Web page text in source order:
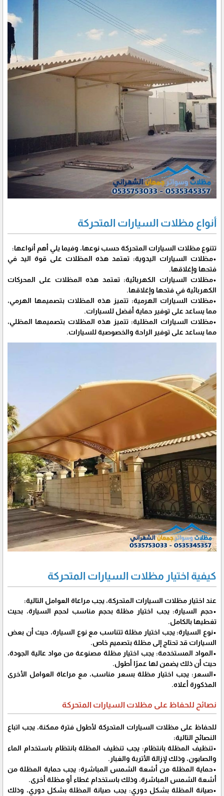
أنواع مظلات السيارات المتحركة
تتنوع مظلات السيارات المتحركة حسب نوعها، وفيما يلي أهم أنواعها:
•مظلات السيارات اليدوية: تعتمد هذه المظلات على قوة اليد في
فتحها وإغلاقها.
•مظلات السيارات الكهربائية: تعتمد هذه المظلات على المحركات
الكهربائية في فتحها وإغلاقها.
•مظلات السيارات الهرمية: تتميز هذه المظلات بتصميمها الهرمي،
مما يساعد على توفير حماية أفضل للسيارات.
•مظلات السيارات المظلية: تتميز هذه المظلات بتصميمها المظلي،
مما يساعد على توفير الراحة والخصوصية للسيارات.
كيفية اختيار مظلات السيارات المتحركة
عند اختيار مظلات السيارات المتحركة، يجب مراعاة العوامل التالية:
•حجم السيارة: يجب اختيار مظلة بحجم مناسب لحجم السيارة، بحيث
تغطيها بالكامل.
•نوع السيارة: يجب اختيار مظلة تتناسب مع نوع السيارة، حيث أن بعض
السيارات قد تحتاج إلى مظلة بتصميم خاص.
•المواد المستخدمة: يجب اختيار مظلة مصنوعة من مواد عالية الجودة،
حيث أن ذلك يضمن لها عمرًا أطول.
•السعر: يجب اختيار مظلة بسعر مناسب، مع مراعاة العوامل الأخرى
المذكورة أعلاه.
نصائح للحفاظ على مظلات السيارات المتحركة
للحفاظ على مظلات السيارات المتحركة لأطول فترة ممكنة، يجب اتباع
النصائح التالية:
•تنظيف المظلة بانتظام: يجب تنظيف المظلة بانتظام باستخدام الماء
والصابون، وذلك لإزالة الأتربة والغبار.
•حماية المظلة من أشعة الشمس المباشرة: يجب حماية المظلة من
أشعة الشمس المباشرة، وذلك باستخدام غطاء أو مظلة أخرى.
•صيانة المظلة بشكل دوري: يجب صيانة المظلة بشكل دوري، وذلك